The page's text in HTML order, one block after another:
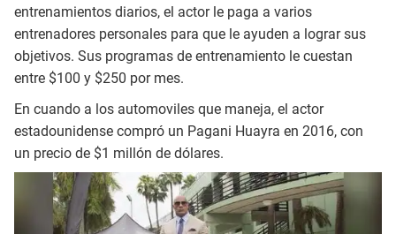
entrenamientos diarios, el actor le paga a varios
entrenadores personales para que le ayuden a lograr sus
objetivos. Sus programas de entrenamiento le cuestan
entre $100 y $250 por mes.
En cuando a los automoviles que maneja, el actor
estadounidense compró un Pagani Huayra en 2016, con
un precio de $1 millón de dólares.